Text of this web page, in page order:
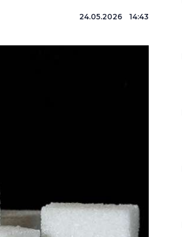
24.05.2026 14:43